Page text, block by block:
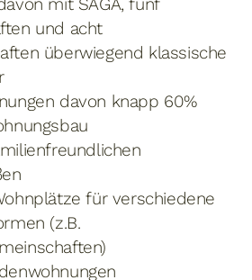
und acht
überwiegend klassische
davon knapp 60%
für verschiedene
(z.B.